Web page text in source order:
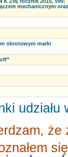
mechanicznym oraz
obrotowym marki
udziału